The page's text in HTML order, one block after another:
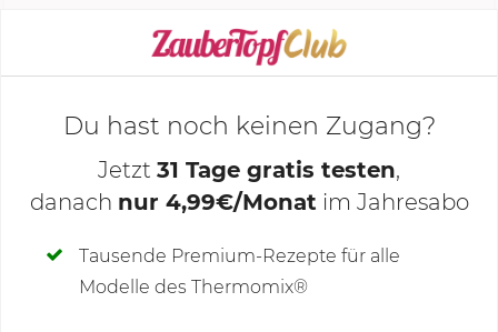
KOCHMODUS STARTEN
Deine Notizen
Du hast noch keinen Zugang?
Jetzt 31 Tage gratis testen,
danach nur 4,99€/Monat im Jahresabo
Tausende Premium-Rezepte für alle
Modelle des Thermomix®